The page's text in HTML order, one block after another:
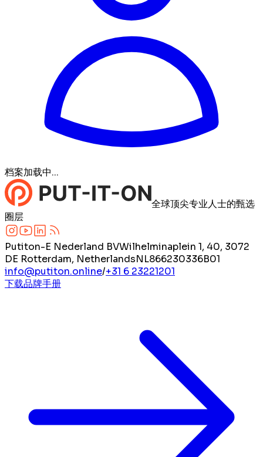
档案加载中...
全球顶尖专业人士的甄选
圈层
Putiton-E Nederland BVWilhelminaplein 1, 40, 3072
DE Rotterdam, NetherlandsNL866230336B01
info@putiton.online/+31 6 23221201
下载品牌手册